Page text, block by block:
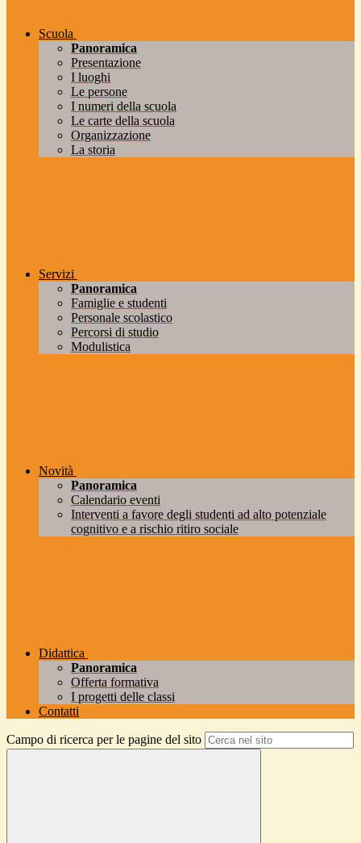
Scuola
Panoramica
Presentazione
I luoghi
Le persone
I numeri della scuola
Le carte della scuola
Organizzazione
La storia
Servizi
Panoramica
Famiglie e studenti
Personale scolastico
Percorsi di studio
Modulistica
Novità
Panoramica
Calendario eventi
Interventi a favore degli studenti ad alto potenziale
cognitivo e a rischio ritiro sociale
Didattica
Panoramica
Offerta formativa
I progetti delle classi
Contatti
Campo di ricerca per le pagine del sito